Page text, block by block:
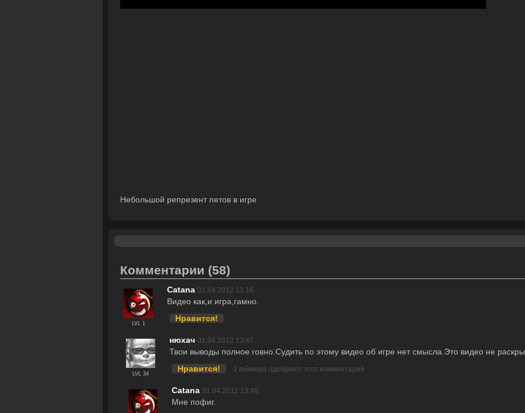
Небольшой репрезент петов в игре
Комментарии (58)
LVL 1
Catana 01.04.2012 13:16
Видео как,и игра,гамно.
Нравится!
LVL 34
нюхач 01.04.2012 13:47
Твои выводы полное говно.Судить по этому видео об игре нет смысла.Это видео не
Нравится!
2 геймера одобряют этот комментарий
Catana 01.04.2012 13:48
Мне пофиг.